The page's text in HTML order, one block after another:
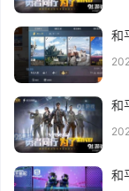
和
和
和